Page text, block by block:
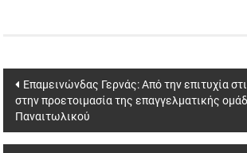
Post
navigation
Επαμεινώνδας Γερνάς: Από την επιτυχία
στην προετοιμασία της επαγγελματικής
Παναιτωλικού